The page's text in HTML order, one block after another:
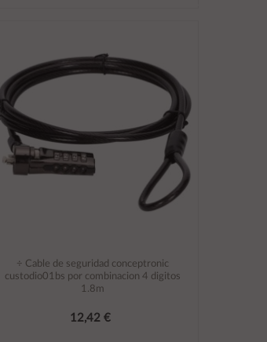
÷ Cable de seguridad conceptronic
custodio01bs por combinacion 4 digitos
1.8m
12,42 €